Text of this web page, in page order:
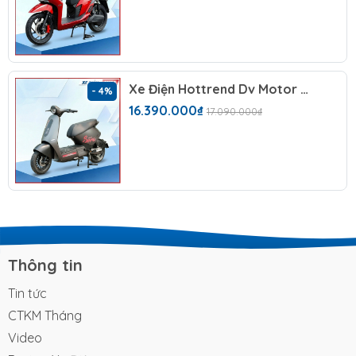
Phần đầu xe gây ấn tượng với cụm đèn pha chiếu
sáng cỡ lớn, đi kèm các dải LED định vị vắt ngang
mặt nạ, tạo nên độ nhận diện rất cao khi đi trên
đường phố. Hiện tại, dòng xe Vibera mang đến cho
người dùng6 tùy chọn màu sắc
đa dạng (như Đỏ
bóng, Trắng, Đen nhám, Bạc, Xám,...), đáp ứng mọi sở
thích và cá tính của người dùng từ trẻ trung, năng
động đến trưởng thành, lịch lãm.
2. Sức mạnh động cơ 1500W
cần bằng lái
Một trong những điểm "ăn tiền" nhất của Vibera
chính là khối động cơ có công suất lên tới
mượt mà, leo dốc hay chở hai người đều rất nhẹ
nhàng mà không hề có cảm giác ì ạch.
- 4%
Xe Điện Hottrend Dv Motor Takashi Sora 2026 (60V-23A) 5 Bình
16.390.000₫ 17.090.000₫
Thông tin
Tin tức
CTKM Tháng
Video